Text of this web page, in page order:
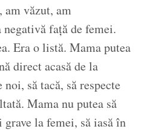
văzut, am
față de femei.
Era o listă. Mama putea
direct acasă de la
noi, să tacă, să respecte
Mama nu putea să
la femei, să iasă în